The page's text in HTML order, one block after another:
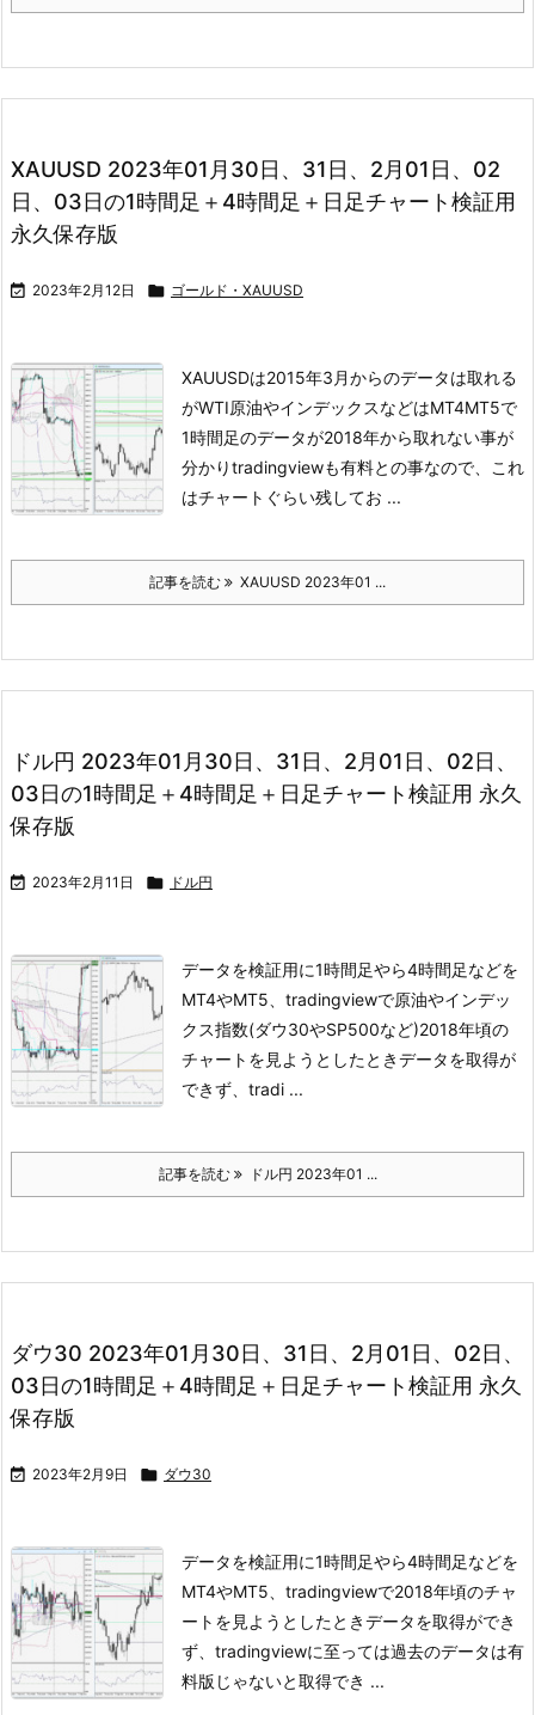
XAUUSD 2023年01月30日、31日、2月01日、02
日、03日の1時間足＋4時間足＋日足チャート検証用
永久保存版
 2023年2月12日  ゴールド・XAUUSD
XAUUSDは2015年3月からのデータは取れる
がWTI原油やインデックスなどはMT4MT5で
1時間足のデータが2018年から取れない事が
分かりtradingviewも有料との事なので、これ
はチャートぐらい残してお ...
記事を読む XAUUSD 2023年01 ...
ドル円 2023年01月30日、31日、2月01日、02日、
03日の1時間足＋4時間足＋日足チャート検証用 永久
保存版
 2023年2月11日  ドル円
データを検証用に1時間足やら4時間足などを
MT4やMT5、tradingviewで原油やインデッ
クス指数(ダウ30やSP500など)2018年頃の
チャートを見ようとしたときデータを取得が
できず、 tradi ...
記事を読む ドル円 2023年01 ...
ダウ30 2023年01月30日、31日、2月01日、02日、
03日の1時間足＋4時間足＋日足チャート検証用 永久
保存版
 2023年2月9日  ダウ30
データを検証用に1時間足やら4時間足などを
MT4やMT5、tradingviewで2018年頃のチャ
ートを見ようとしたときデータを取得ができ
ず、 tradingviewに至っては過去のデータは有
料版じゃないと取得でき ...